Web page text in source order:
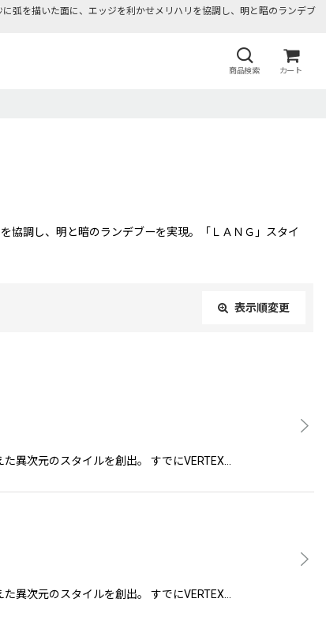
弧を描いた面に、エッジを利かせメリハリを協調し、明と暗のランデブ
商品検索 カート
協調し、明と暗のランデブーを実現。「ＬＡＮＧ」スタイ
表示順変更
異次元のスタイルを創出。 すでにVERTEX…
異次元のスタイルを創出。 すでにVERTEX…